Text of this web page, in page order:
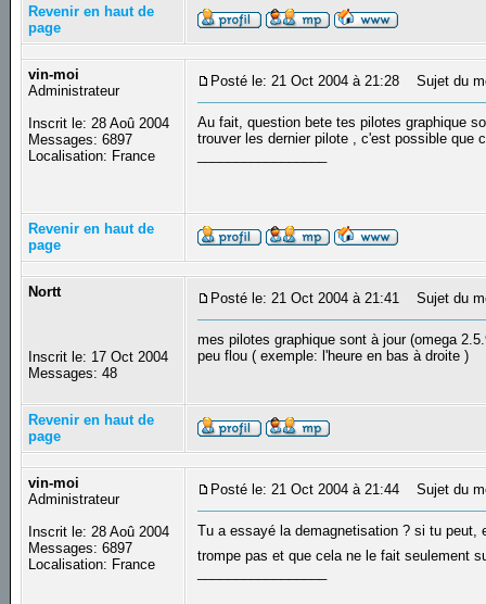
Revenir en haut de
page
vin-moi
Administrateur
Inscrit le: 28 Aoû 2004
Messages: 6897
Localisation: France
Posté le: 21 Oct 2004 à 21:28 Sujet du
Au fait, question bete tes pilotes graphique
trouver les dernier pilote , c'est possible que
Revenir en haut de
page
Nortt
Inscrit le: 17 Oct 2004
Messages: 48
Posté le: 21 Oct 2004 à 21:41 Sujet du
mes pilotes graphique sont à jour (omega
peu flou ( exemple: l'heure en bas à droite )
Revenir en haut de
page
vin-moi
Administrateur
Inscrit le: 28 Aoû 2004
Messages: 6897
Localisation: France
Posté le: 21 Oct 2004 à 21:44 Sujet du
Tu a essayé la demagnetisation ? si tu
trompe pas et que cela ne le fait seulement